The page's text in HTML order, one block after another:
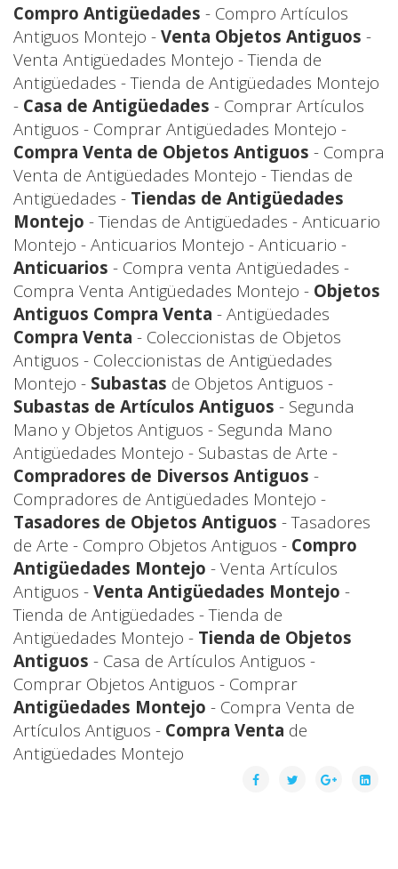
Compro Antigüedades - Compro Artículos
Antiguos Montejo - Venta Objetos Antiguos -
Venta Antigüedades Montejo - Tienda de
Antigüedades - Tienda de Antigüedades Montejo
- Casa de Antigüedades - Comprar Artículos
Antiguos - Comprar Antigüedades Montejo -
Compra Venta de Objetos Antiguos - Compra
Venta de Antigüedades Montejo - Tiendas de
Antigüedades - Tiendas de Antigüedades
Montejo - Tiendas de Antigüedades - Anticuario
Montejo - Anticuarios Montejo - Anticuario -
Anticuarios - Compra venta Antigüedades -
Compra Venta Antigüedades Montejo - Objetos
Antiguos Compra Venta - Antigüedades
Compra Venta - Coleccionistas de Objetos
Antiguos - Coleccionistas de Antigüedades
Montejo - Subastas de Objetos Antiguos -
Subastas de Artículos Antiguos - Segunda
Mano y Objetos Antiguos - Segunda Mano
Antigüedades Montejo - Subastas de Arte -
Compradores de Diversos Antiguos -
Compradores de Antigüedades Montejo -
Tasadores de Objetos Antiguos - Tasadores
de Arte - Compro Objetos Antiguos - Compro
Antigüedades Montejo - Venta Artículos
Antiguos - Venta Antigüedades Montejo -
Tienda de Antigüedades - Tienda de
Antigüedades Montejo - Tienda de Objetos
Antiguos - Casa de Artículos Antiguos -
Comprar Objetos Antiguos - Comprar
Antigüedades Montejo - Compra Venta de
Artículos Antiguos - Compra Venta de
Antigüedades Montejo